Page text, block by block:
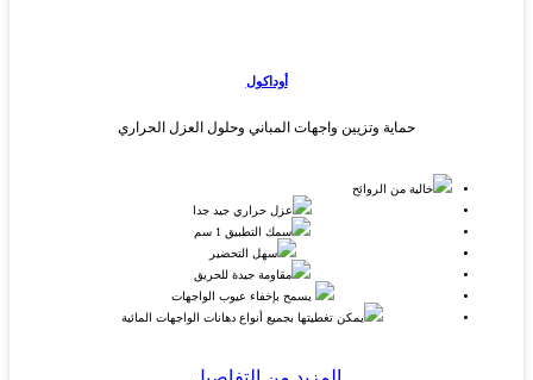
أوداكول
حماية وتزيين واجهات المباني وحلول العزل الحراري
خالية من الروائح
عزل حراري جيد جدا
سمك التطبيق 1 سم
سهل التحضير
مقاومة جيدة للحريق
يسمح بإخفاء عيوب الواجهات
يمكن تغطيتها بجميع أنواع دهانات الواجهات المائية